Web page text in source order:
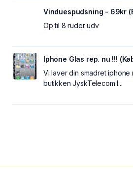
Vinduespudsning - 69kr
Op til 8 ruder udv
Iphone Glas rep. nu !!!
Vi laver din smadret iphone
butikken JyskTelecom I...